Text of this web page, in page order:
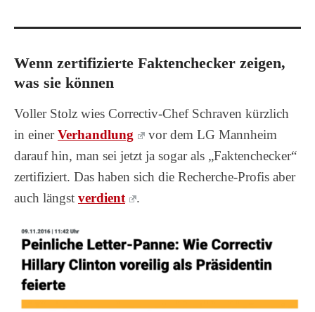
Wenn zertifizierte Faktenchecker zeigen,
was sie können
Voller Stolz wies Correctiv-Chef Schraven kürzlich
in einerVerhandlung
vor dem LG Mannheim
darauf hin, man sei jetzt ja sogar als „Faktenchecker“
zertifiziert. Das haben sich die Recherche-Profis aber
auch längst verdient .